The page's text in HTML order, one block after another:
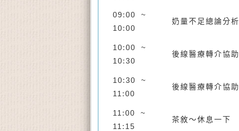
09:00 ~
10:00
奶量不足總論分析
10:00 ~
10:30
後線醫療轉介協助
10:30 ~
11:00
後線醫療轉介協助
11:00 ~
11:15
茶敘～休息一下